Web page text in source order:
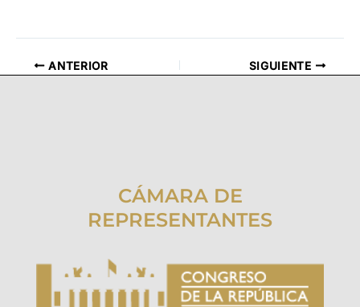
ANTERIOR SIGUIENTE
CÁMARA DE
REPRESENTANTES